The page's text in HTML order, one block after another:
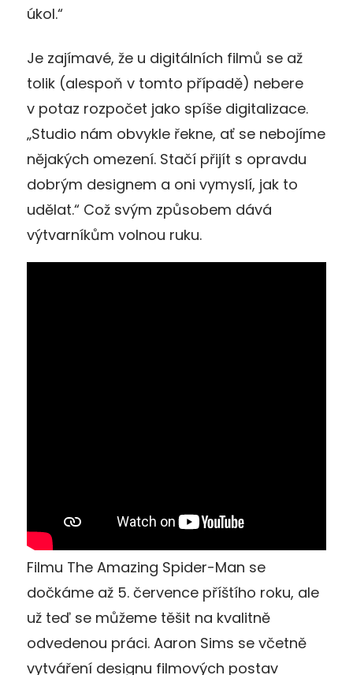
úkol.“
Je zajímavé, že u digitálních filmů se až
tolik (alespoň v tomto případě) nebere
v potaz rozpočet jako spíše digitalizace.
„Studio nám obvykle řekne, ať se nebojíme
nějakých omezení. Stačí přijít s opravdu
dobrým designem a oni vymyslí, jak to
udělat.“ Což svým způsobem dává
výtvarníkům volnou ruku.
Filmu The Amazing Spider-Man se
dočkáme až 5. července příštího roku, ale
už teď se můžeme těšit na kvalitně
odvedenou práci. Aaron Sims se včetně
vytváření designu filmových postav